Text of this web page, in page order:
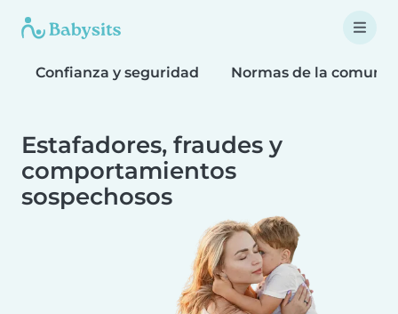
Confianza y seguridad Normas de la
Estafadores, fraudes y
comportamientos
sospechosos